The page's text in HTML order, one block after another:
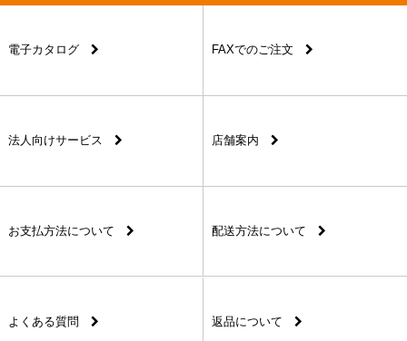
電子カタログ FAXでのご注文
法人向けサービス 店舗案内
お支払方法について 配送方法について
よくある質問 返品について